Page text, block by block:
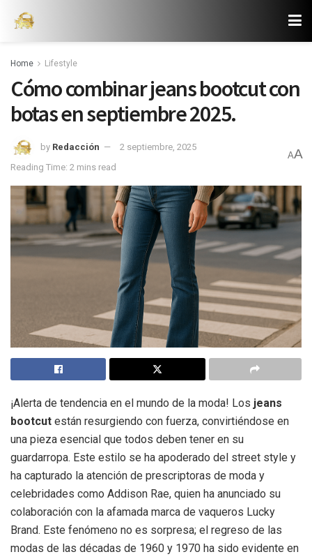
Home Lifestyle
Cómo combinar jeans bootcut con
botas en septiembre 2025.
by Redacción
2 septiembre, 2025
Reading Time: 2 mins read
AA
¡Alerta de tendencia en el mundo de la moda! Los jeans
bootcut están resurgiendo con fuerza, convirtiéndose en
una pieza esencial que todos deben tener en su
guardarropa. Este estilo se ha apoderado del street style y
ha capturado la atención de prescriptoras de moda y
celebridades como Addison Rae, quien ha anunciado su
colaboración con la afamada marca de vaqueros Lucky
Brand. Este fenómeno no es sorpresa; el regreso de las
modas de las décadas de 1960 y 1970 ha sido evidente en